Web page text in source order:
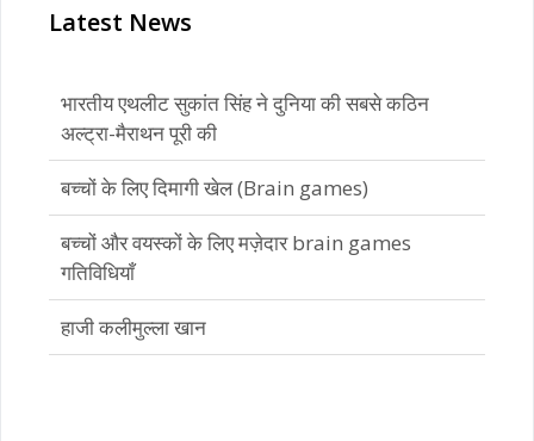
Latest News
भारतीय एथलीट सुकांत सिंह ने दुनिया की सबसे कठिन
बच्चों के लिए दिमागी खेल (Brain games)
बच्चों और वयस्कों के लिए मज़ेदार brain games
गतिविधियाँ
हाजी कलीमुल्ला खान
भारतीय एथलीट सुकांत सिंह ने दुनिया की सबसे कठिन
अल्ट्रा-मैराथन पूरी की